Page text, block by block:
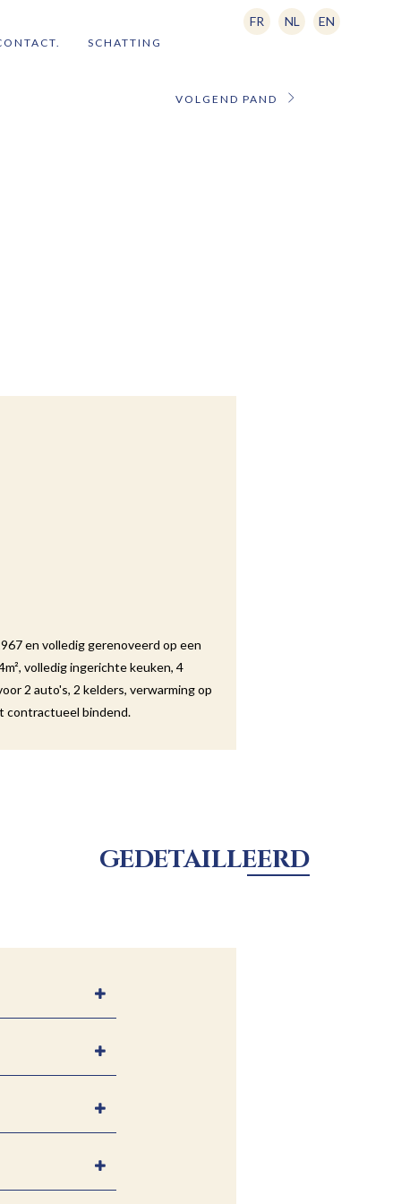
SCHATTING
FR NL EN
VOLGEND PAND
en volledig gerenoveerd op een
volledig ingerichte keuken, 4
2 auto's, 2 kelders, verwarming op
contractueel bindend.
GEDETAILLEERD